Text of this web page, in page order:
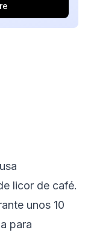
licor de café.
unos 10
para